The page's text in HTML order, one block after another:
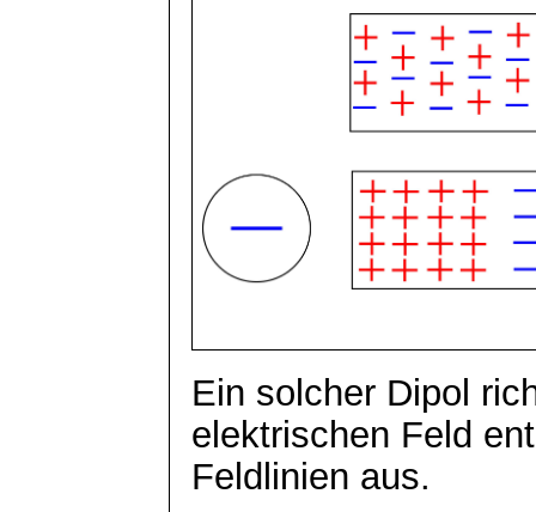
Ein solcher Dipol
elektrischen Feld
Feldlinien aus.